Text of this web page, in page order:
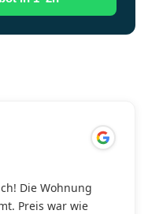
Die Wohnung
Preis war wie